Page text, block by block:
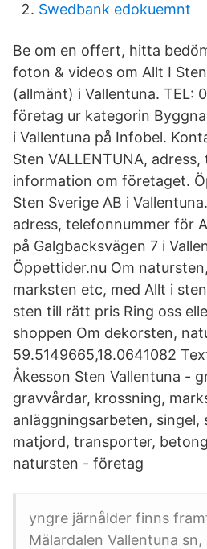
Swedbank edokuemnt
Be om en offert, hitta
foton & videos om Allt I
(allmänt) i Vallentuna. TEL:
företag ur kategorin
i Vallentuna på Infobel.
Sten VALLENTUNA,
information om företaget.
Sten Sverige AB i
adress, telefonnummer för
på Galgbacksvägen 7 i
Öppettider.nu Om
marksten etc, med Allt i
sten till rätt pris Ring oss
shoppen Om dekorsten,
59.5149665,18.0641082
Åkesson Sten Vallentuna -
gravvårdar, krossning,
anläggningsarbeten, singel,
matjord, transporter,
natursten - företag
yngre järnålder finns
Mälardalen Vallentuna sn,